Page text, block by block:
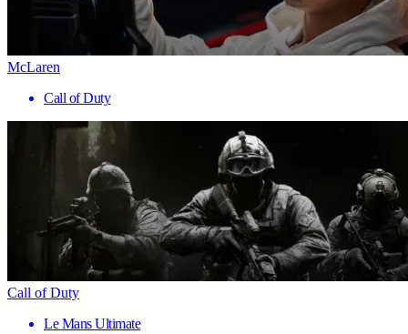
McLaren
Call of Duty
Call of Duty
Le Mans Ultimate